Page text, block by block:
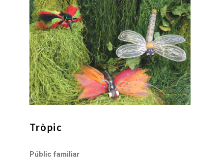
Tròpic
Públic familiar